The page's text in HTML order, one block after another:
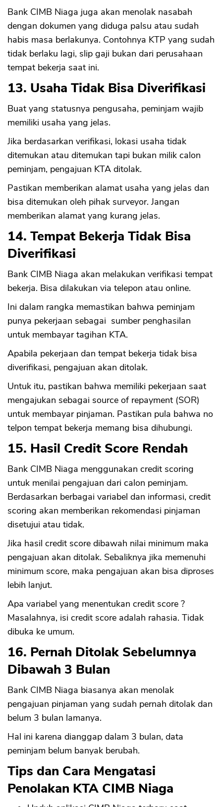
Bank CIMB Niaga juga akan menolak nasabah
dengan dokumen yang diduga palsu atau sudah
habis masa berlakunya. Contohnya KTP yang sudah
tidak berlaku lagi, slip gaji bukan dari perusahaan
tempat bekerja saat ini.
13. Usaha Tidak Bisa Diverifikasi
Buat yang statusnya pengusaha, peminjam wajib
memiliki usaha yang jelas.
Jika berdasarkan verifikasi, lokasi usaha tidak
ditemukan atau ditemukan tapi bukan milik calon
peminjam, pengajuan KTA ditolak.
Pastikan memberikan alamat usaha yang jelas dan
bisa ditemukan oleh pihak surveyor. Jangan
memberikan alamat yang kurang jelas.
14. Tempat Bekerja Tidak Bisa
Diverifikasi
Bank CIMB Niaga akan melakukan verifikasi tempat
bekerja. Bisa dilakukan via telepon atau online.
Ini dalam rangka memastikan bahwa peminjam
punya pekerjaan sebagai sumber penghasilan
untuk membayar tagihan KTA.
Apabila pekerjaan dan tempat bekerja tidak bisa
diverifikasi, pengajuan akan ditolak.
Untuk itu, pastikan bahwa memiliki pekerjaan saat
mengajukan sebagai source of repayment (SOR)
untuk membayar pinjaman. Pastikan pula bahwa no
telpon tempat bekerja memang bisa dihubungi.
15. Hasil Credit Score Rendah
Bank CIMB Niaga menggunakan credit scoring
untuk menilai pengajuan dari calon peminjam.
Berdasarkan berbagai variabel dan informasi, credit
scoring akan memberikan rekomendasi pinjaman
disetujui atau tidak.
Jika hasil credit score dibawah nilai minimum maka
pengajuan akan ditolak. Sebaliknya jika memenuhi
minimum score, maka pengajuan akan bisa diproses
lebih lanjut.
Apa variabel yang menentukan credit score ?
Masalahnya, isi credit score adalah rahasia. Tidak
dibuka ke umum.
16. Pernah Ditolak Sebelumnya
Dibawah 3 Bulan
Bank CIMB Niaga biasanya akan menolak
pengajuan pinjaman yang sudah pernah ditolak dan
belum 3 bulan lamanya.
Hal ini karena dianggap dalam 3 bulan, data
peminjam belum banyak berubah.
Tips dan Cara Mengatasi
Penolakan KTA CIMB Niaga